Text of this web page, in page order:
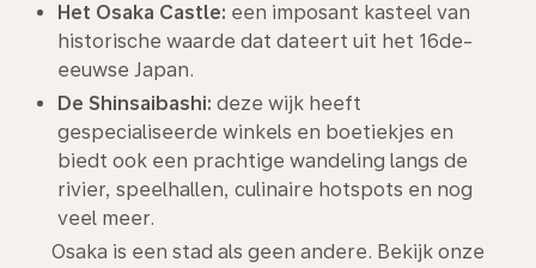
Het Osaka Castle: een imposant kasteel van
historische waarde dat dateert uit het 16de-
eeuwse Japan.
De Shinsaibashi: deze wijk heeft
gespecialiseerde winkels en boetiekjes en
biedt ook een prachtige wandeling langs de
rivier, speelhallen, culinaire hotspots en nog
veel meer.
Osaka is een stad als geen andere. Bekijk onze